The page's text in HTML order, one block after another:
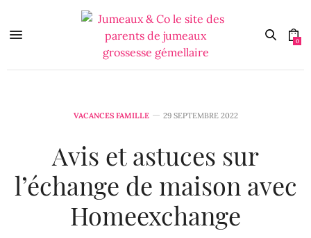
0
VACANCES FAMILLE 29 SEPTEMBRE 2022
Avis et astuces sur
l’échange de maison avec
Homeexchange